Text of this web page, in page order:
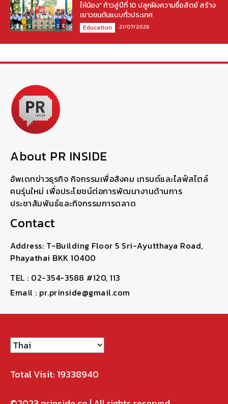
ให้น้อง” ก้าวสู่ปีที่ 10 ปลูกฝังความซื่อสัตย์ สร้าง
เยาวชนต้นแบบทั่วประเทศ
Education 21/07/2026
About PR INSIDE
อัพเดทข่าวธุรกิจ กิจกรรมเพื่อสังคม เทรนด์และไลฟ์สไตล์
คนรุ่นใหม่ เพื่อประโยชน์ต่อการพัฒนางานด้านการ
ประชาสัมพันธ์และกิจกรรมการตลาด
Contact
Address: T-Building Floor 5 Sri-Ayutthaya Road,
Phayathai BKK 10400
TEL : 02-354-3588 #120, 113
Email : pr.prinside@gmail.com
Total Visit: 19338940